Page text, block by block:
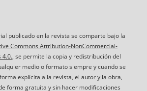
publicado en la revista se comparte bajo la
Commons Attribution-NonCommercial-
4.0., se permite la copia y redistribución del
medio o formato siempre y cuando se
explícita a la revista, el autor y la obra,
forma gratuita y sin hacer modificaciones